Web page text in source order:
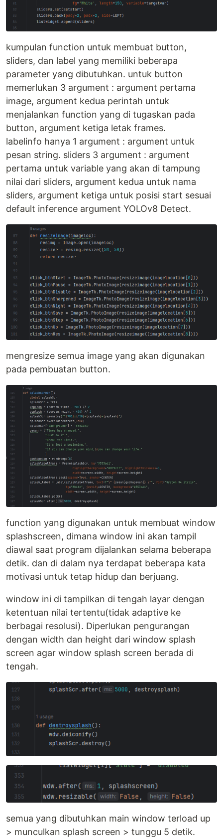
kumpulan function untuk membuat button,
sliders, dan label yang memiliki beberapa
parameter yang dibutuhkan. untuk button
memerlukan 3 argument : argument pertama
image, argument kedua perintah untuk
menjalankan function yang di tugaskan pada
button, argument ketiga letak frames.
labelinfo hanya 1 argument : argument untuk
pesan string. sliders 3 argument : argument
pertama untuk variable yang akan di tampung
nilai dari sliders, argument kedua untuk nama
sliders, argument ketiga untuk posisi start sesuai
default inference argument YOLOv8 Detect.
mengresize semua image yang akan digunakan
pada pembuatan button.
function yang digunakan untuk membuat window
splashscreen, dimana window ini akan tampil
diawal saat program dijalankan selama beberapa
detik. dan di dalam nya terdapat beberapa kata
motivasi untuk tetap hidup dan berjuang.
window ini di tampilkan di tengah layar dengan
ketentuan nilai tertentu(tidak adaptive ke
berbagai resolusi). Diperlukan pengurangan
dengan width dan height dari window splash
screen agar window splash screen berada di
tengah.
semua yang dibutuhkan main window terload up
> munculkan splash screen > tunggu 5 detik.